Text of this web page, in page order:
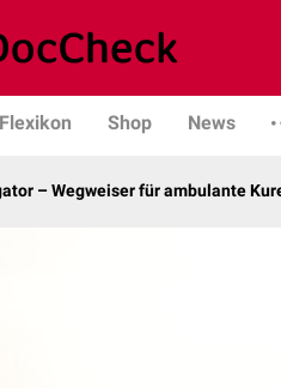
Flexikon Shop News
– Wegweiser für ambulante